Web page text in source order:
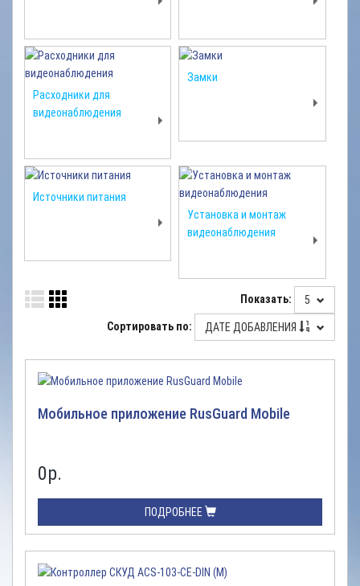
Расходники для
видеонаблюдения
Замки
Источники питания
Установка и монтаж
видеонаблюдения
Показать: 5
Сортировать по: ДАТЕ ДОБАВЛЕНИЯ
Мобильное приложение RusGuard Mobile
0р.
ПОДРОБНЕЕ